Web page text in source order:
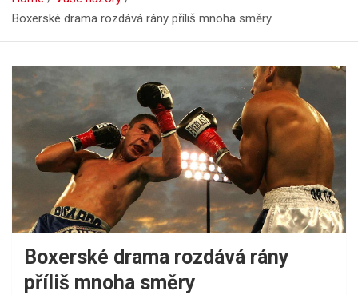
Boxerské drama rozdává rány příliš mnoha směry
Boxerské drama rozdává rány
příliš mnoha směry